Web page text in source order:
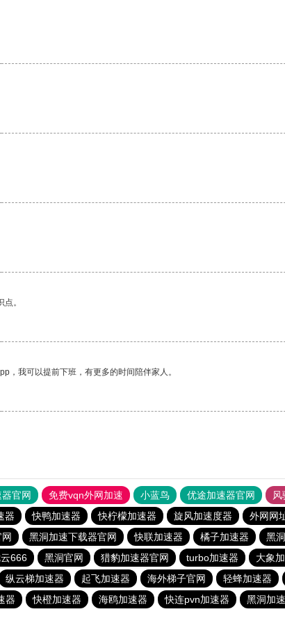
。
，我可以提前下班，有更多的时间陪伴家人。
官网 免费vqn外网加速 小蓝鸟 优途加速器官网
器 快鸭加速器 快柠檬加速器 旋风加速度器 外网网
黑洞加速下载器官网 快联加速器 橘子加速器 黑
666 黑洞官网 猎豹加速器官网 turbo加速器 大象
纵云梯加速器 起飞加速器 海外梯子官网 轻蜂加速器
器 快橙加速器 海鸥加速器 快连pvn加速器 黑洞加